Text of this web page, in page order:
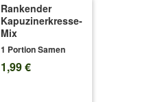
Rankender
Kapuzinerkresse-
Mix
1 Portion Samen
1,99 €